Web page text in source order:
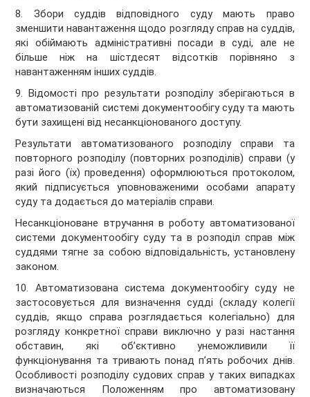
8. Збори суддів відповідного суду мають право
зменшити навантаження щодо розгляду справ на суддів,
які обіймають адміністративні посади в суді, але не
більше ніж на шістдесят відсотків порівняно з
навантаженням інших суддів.
9. Відомості про результати розподілу зберігаються в
автоматизованій системі документообігу суду та мають
бути захищені від несанкціонованого доступу.
Результати автоматизованого розподілу справи та
повторного розподілу (повторних розподілів) справи (у
разі його (їх) проведення) оформлюються протоколом,
який підписується уповноваженими особами апарату
суду та додається до матеріалів справи.
Несанкціоноване втручання в роботу автоматизованої
системи документообігу суду та в розподіл справ між
суддями тягне за собою відповідальність, установлену
законом.
10. Автоматизована система документообігу суду не
застосовується для визначення судді (складу колегії
суддів, якщо справа розглядається колегіально) для
розгляду конкретної справи виключно у разі настання
обставин, які об’єктивно унеможливили її
функціонування та тривають понад п’ять робочих днів.
Особливості розподілу судових справ у таких випадках
визначаються Положенням про автоматизовану